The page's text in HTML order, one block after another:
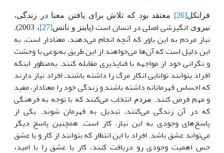
فرانکل[26] معتقد بود که تلاش برای یافتن معنا در زندگی،
نیروی انگیزشی اصلی در انسان است (پاینز و نانس[27]، 2003).
نیاز مردم به این باور که آنچه انجام می‌دهند، معنادار است، به
این دلیل است که آن‌ها می‌خواهند از این طریق به‌نوعی با وحشت
و نگرانی خود از مواجهه با فناپذیری مقابله کنند. به‌منظور اینکه
افراد بتوانند توانایی انکار مرگ را داشته باشند، افراد نیاز دارند
که احساس قهرمانانه داشته باشند و زندگی خود را معنادار، مفید
و مهم فرض کنند. مردم انتخاب می‌کنند که با توجه به فرهنگی
که در آن زندگی می‌کنند، تبدیل به قهرمان شوند. یکی از
پاسخ‌های وجودی به این نیاز، کار است. همچنین پاسخ دیگر
می‌تواند عشق باشد. افراد با این انتظار که بتوانند از کار و یا عشق
حس اهمیت وجودی رو دریافت کنند، کار یا عشق را با امید،